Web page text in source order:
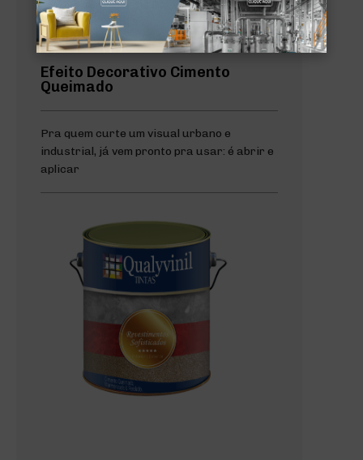
Efeito Decorativo Cimento
Queimado
Pra quem curte um visual urbano e
industrial, já vem pronto pra usar: é abrir e
aplicar